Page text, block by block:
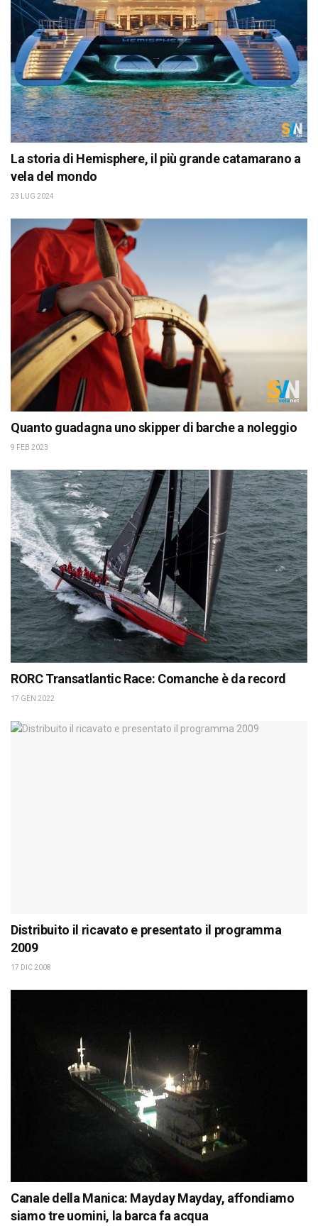
La storia di Hemisphere, il più grande catamarano a
vela del mondo
23 LUG 2024
Quanto guadagna uno skipper di barche a noleggio
9 FEB 2023
RORC Transatlantic Race: Comanche è da record
17 GEN 2022
Distribuito il ricavato e presentato il programma
2009
17 DIC 2008
Canale della Manica: Mayday Mayday, affondiamo
siamo tre uomini, la barca fa acqua